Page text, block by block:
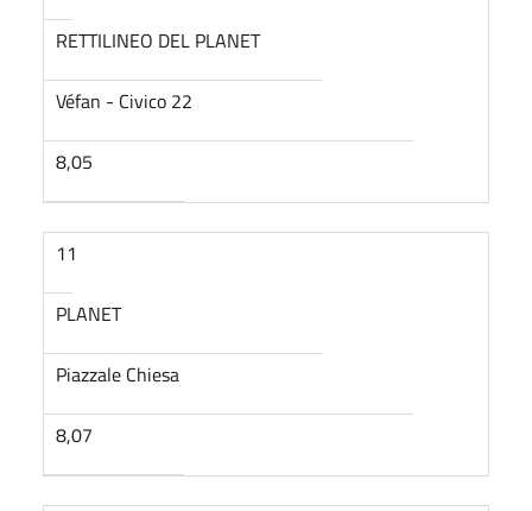
RETTILINEO DEL PLANET
Véfan - Civico 22
8,05
11
PLANET
Piazzale Chiesa
8,07